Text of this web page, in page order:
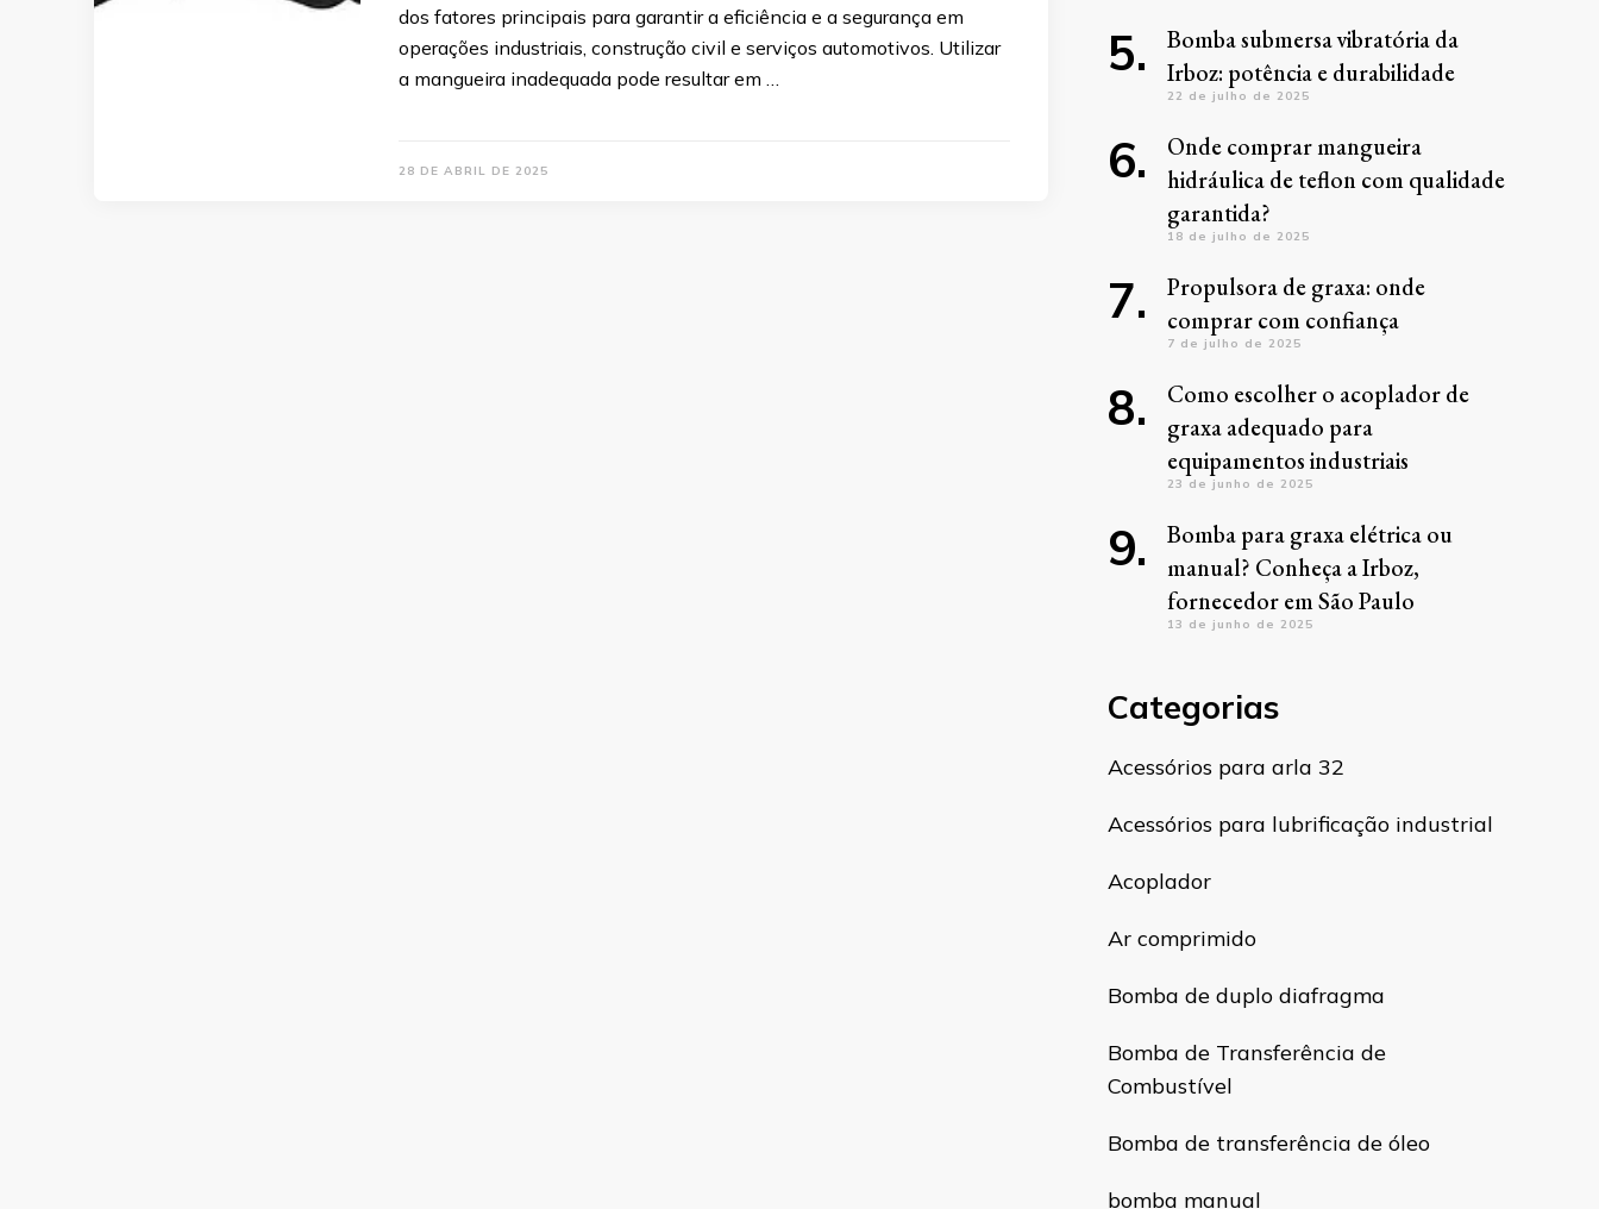
dos fatores principais para garantir a eficiência e a segurança em
operações industriais, construção civil e serviços automotivos. Utilizar
a mangueira inadequada pode resultar em …
28 DE ABRIL DE 2025
Bomba submersa vibratória da
Irboz: potência e durabilidade
22 de julho de 2025
Onde comprar mangueira
hidráulica de teflon com qualidade
garantida?
18 de julho de 2025
Propulsora de graxa: onde
comprar com confiança
7 de julho de 2025
Como escolher o acoplador de
graxa adequado para
equipamentos industriais
23 de junho de 2025
Bomba para graxa elétrica ou
manual? Conheça a Irboz,
fornecedor em São Paulo
13 de junho de 2025
Categorias
Acessórios para arla 32
Acessórios para lubrificação industrial
Acoplador
Ar comprimido
Bomba de duplo diafragma
Bomba de Transferência de
Combustível
Bomba de transferência de óleo
bomba manual